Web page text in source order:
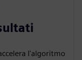
l'algoritmo